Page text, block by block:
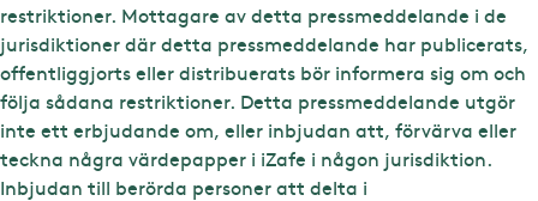
restriktioner. Mottagare av detta pressmeddelande i de
jurisdiktioner där detta pressmeddelande har publicerats,
offentliggjorts eller distribuerats bör informera sig om och
följa sådana restriktioner. Detta pressmeddelande utgör
inte ett erbjudande om, eller inbjudan att, förvärva eller
teckna några värdepapper i iZafe i någon jurisdiktion.
Inbjudan till berörda personer att delta i